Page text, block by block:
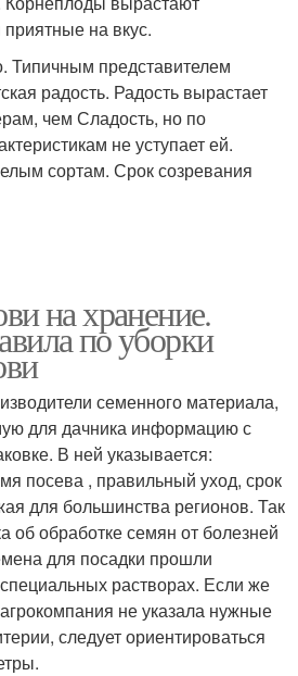
на вкус.
Типичным представителем
радость. Радость вырастает
чем Сладость, но по
не уступает ей.
сортам. Срок созревания
на хранение.
по уборки
семенного материала,
для дачника информацию с
В ней указывается:
посева , правильный уход, срок
для большинства регионов. Так
об обработке семян от болезней
для посадки прошли
растворах. Если же
не указала нужные
следует ориентироваться